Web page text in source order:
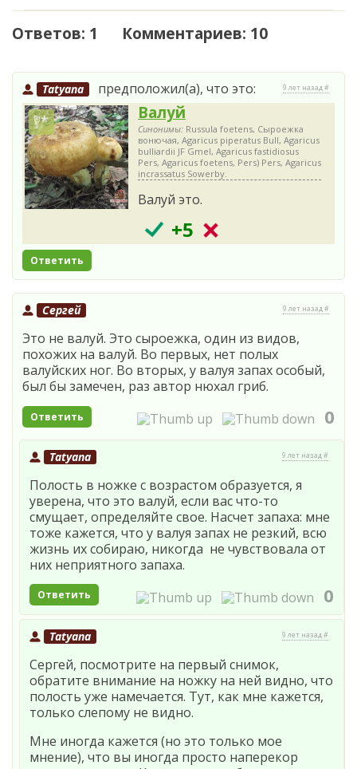
Ответов: 1 Комментариев: 10
Tatyana предположил(а), что это: 9 лет назад #
Валуй
Синонимы: Russula foetens, Сыроежка
вонючая, Agaricus piperatus Bull, Agaricus
bulliardii JF Gmel, Agaricus fastidiosus
Pers, Agaricus foetens, Pers) Pers, Agaricus
incrassatus Sowerby.
Валуй это.
+5
Ответить
Сергей 9 лет назад #
Это не валуй. Это сыроежка, один из видов,
похожих на валуй. Во первых, нет полых
валуйских ног. Во вторых, у валуя запах особый,
был бы замечен, раз автор нюхал гриб.
Ответить 0
Tatyana 9 лет назад #
Полость в ножке с возрастом образуется, я
уверена, что это валуй, если вас что-то
смущает, определяйте свое. Насчет запаха: мне
тоже кажется, что у валуя запах не резкий, всю
жизнь их собираю, никогда не чувствовала от
них неприятного запаха.
Ответить 0
Tatyana 9 лет назад #
Сергей, посмотрите на первый снимок,
обратите внимание на ножку на ней видно, что
полость уже намечается. Тут, как мне кажется,
только слепому не видно.
Мне иногда кажется (но это только мое
мнение), что вы иногда просто наперекор